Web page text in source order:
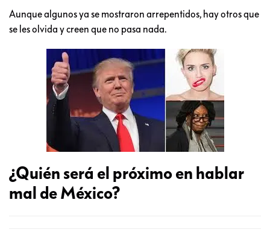
Aunque algunos ya se mostraron arrepentidos, hay otros que
se les olvida y creen que no pasa nada.
¿Quién será el próximo en hablar
mal de México?